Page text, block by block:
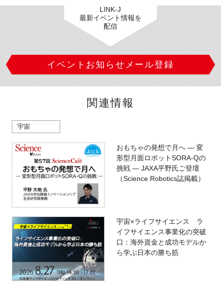
LINK-J
最新イベント情報を
配信
イベントお知らせメール登録
関連情報
宇宙
おもちゃの発想で月へ ― 変
形型月面ロボットSORA-Qの
挑戦 ― JAXA平野氏ご登壇
（Science Robotics誌掲載）
宇宙×ライフサイエンス ラ
イフサイエンス事業化の突破
口：海外資金と成功モデルか
ら学ぶ日本の勝ち筋